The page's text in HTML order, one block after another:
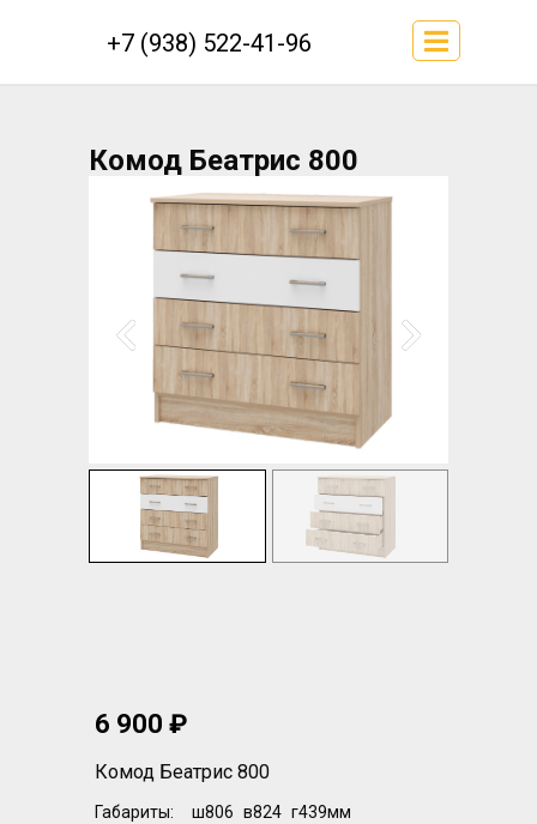
+7 (938) 522-41-96
Комод Беатрис 800
6 900 ₽
Комод Беатрис 800
Габариты: ш806 в824 г439мм